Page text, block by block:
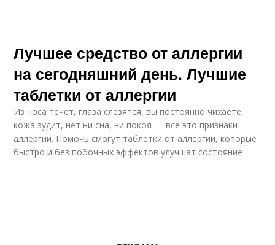
Лучшее средство от аллергии
на сегодняшний день. Лучшие
таблетки от аллергии
Из носа течет, глаза слезятся, вы постоянно чихаете,
кожа зудит, нет ни сна, ни покоя — все это признаки
аллергии. Помочь смогут таблетки от аллергии, которые
быстро и без побочных эффектов улучшат состояние